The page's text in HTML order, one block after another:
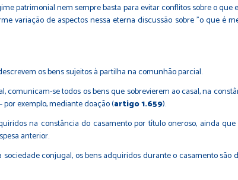
patrimonial nem sempre basta para evitar conflitos sobre o
variação de aspectos nessa eterna discussão sobre "o que é
os bens sujeitos à partilha na comunhão parcial.
se todos os bens que sobrevierem ao casal, na
exemplo, mediante doação (artigo 1.659).
na constância do casamento por título oneroso, ainda
anterior.
conjugal, os bens adquiridos durante o casamento